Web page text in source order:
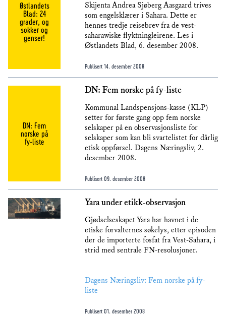
Østlandets
Blad: 24
grader, og
sokker og
genser!
Skijenta Andrea Sjøberg Aasgaard trives
som engelsklærer i Sahara. Dette er
hennes tredje reisebrev fra de vest-
saharawiske flyktningleirene. Les i
Østlandets Blad, 6. desember 2008.
Publisert 14. desember 2008
DN: Fem
norske på
fy-liste
DN: Fem norske på fy-liste
Kommunal Landspensjons-kasse (KLP)
setter for første gang opp fem norske
selskaper på en observasjonsliste for
selskaper som kan bli svartelistet for dårlig
etisk oppførsel. Dagens Næringsliv, 2.
desember 2008.
Publisert 09. desember 2008
Yara under etikk-observasjon
Gjødselseskapet Yara har havnet i de
etiske forvalternes søkelys, etter episoden
der de importerte fosfat fra Vest-Sahara, i
strid med sentrale FN-resolusjoner.
Dagens Næringsliv: Fem norske på fy-
liste
Publisert 01. desember 2008